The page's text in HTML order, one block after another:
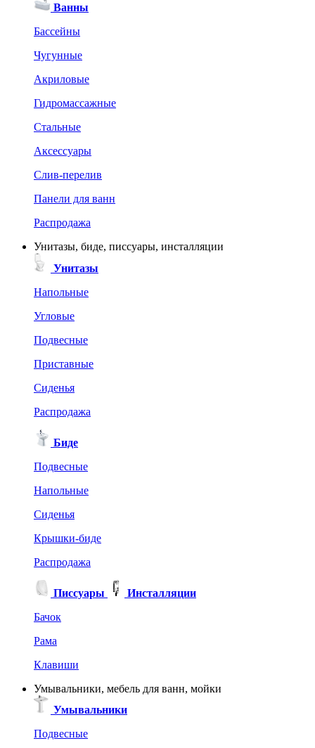
Ванны
Бассейны
Чугунные
Акриловые
Гидромассажные
Стальные
Аксессуары
Слив-перелив
Панели для ванн
Распродажа
Унитазы, биде, писсуары, инсталляции
Унитазы
Напольные
Угловые
Подвесные
Приставные
Сиденья
Распродажа
Биде
Подвесные
Напольные
Сиденья
Крышки-биде
Распродажа
Писсуары
Инсталляции
Бачок
Рама
Клавиши
Умывальники, мебель для ванн, мойки
Умывальники
Подвесные